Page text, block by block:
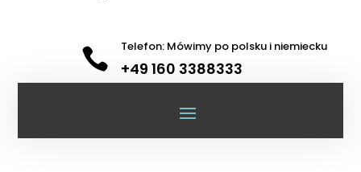
 Telefon: Mówimy po polsku i niemiecku
+49 160 3388333